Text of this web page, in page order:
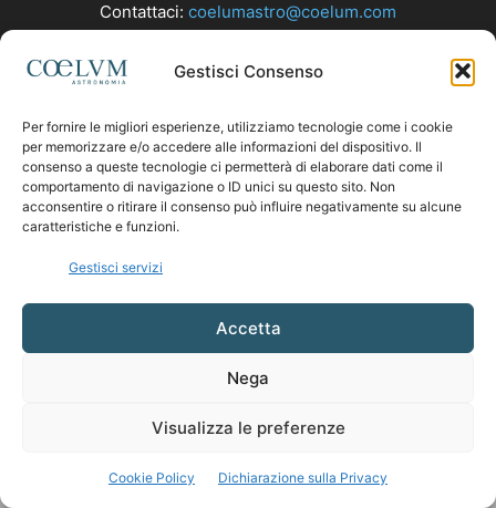
Gestisci Consenso
Per fornire le migliori esperienze, utilizziamo tecnologie come i cookie
per memorizzare e/o accedere alle informazioni del dispositivo. Il
consenso a queste tecnologie ci permetterà di elaborare dati come il
comportamento di navigazione o ID unici su questo sito. Non
acconsentire o ritirare il consenso può influire negativamente su alcune
caratteristiche e funzioni.
Gestisci servizi
Accetta
Nega
Visualizza le preferenze
Cookie Policy Dichiarazione sulla Privacy
Contattaci: coelumastro@coelum.com
SEGUICI